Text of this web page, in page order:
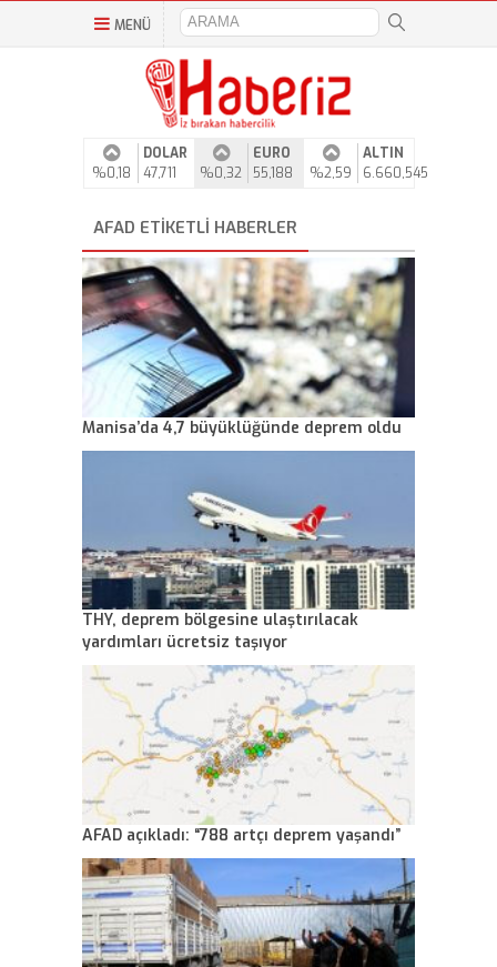
MENÜ
%0,18
DOLAR
47,711
%0,32
EURO
55,188
%2,59
ALTIN
6.660,545
AFAD ETIKETLI HABERLER
Manisa’da 4,7 büyüklüğünde deprem oldu
THY, deprem bölgesine ulaştırılacak
yardımları ücretsiz taşıyor
AFAD açıkladı: “788 artçı deprem yaşandı”